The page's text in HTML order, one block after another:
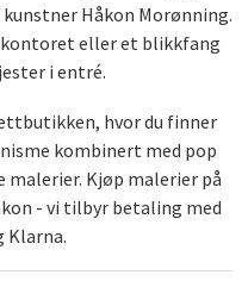
Håkon Morønning.
eller et blikkfang
i entré.
hvor du finner
kombinert med pop
malerier. Kjøp malerier på
- vi tilbyr betaling med
Klarna.